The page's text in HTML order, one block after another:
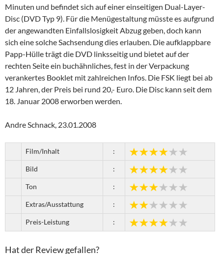
Minuten und befindet sich auf einer einseitigen Dual-Layer-
Disc (DVD Typ 9). Für die Menügestaltung müsste es aufgrund
der angewandten Einfallslosigkeit Abzug geben, doch kann
sich eine solche Sachsendung dies erlauben. Die aufklappbare
Papp-Hülle trägt die DVD linksseitig und bietet auf der
rechten Seite ein buchähnliches, fest in der Verpackung
verankertes Booklet mit zahlreichen Infos. Die FSK liegt bei ab
12 Jahren, der Preis bei rund 20,- Euro. Die Disc kann seit dem
18. Januar 2008 erworben werden.
Andre Schnack, 23.01.2008
Film/Inhalt :
Bild :
Ton :
Extras/Ausstattung :
Preis-Leistung :
Hat der Review gefallen?